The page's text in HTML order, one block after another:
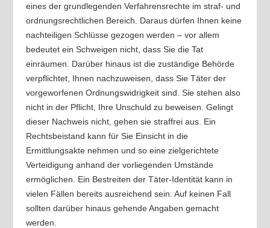
eines der grundlegenden Verfahrensrechte im straf- und
ordnungsrechtlichen Bereich. Daraus dürfen Ihnen keine
nachteiligen Schlüsse gezogen werden – vor allem
bedeutet ein Schweigen nicht, dass Sie die Tat
einräumen. Darüber hinaus ist die zuständige Behörde
verpflichtet, Ihnen nachzuweisen, dass Sie Täter der
vorgeworfenen Ordnungswidrigkeit sind. Sie stehen also
nicht in der Pflicht, Ihre Unschuld zu beweisen. Gelingt
dieser Nachweis nicht, gehen sie straffrei aus. Ein
Rechtsbeistand kann für Sie Einsicht in die
Ermittlungsakte nehmen und so eine zielgerichtete
Verteidigung anhand der vorliegenden Umstände
ermöglichen. Ein Bestreiten der Täter-Identität kann in
vielen Fällen bereits ausreichend sein. Auf keinen Fall
sollten darüber hinaus gehende Angaben gemacht
werden.